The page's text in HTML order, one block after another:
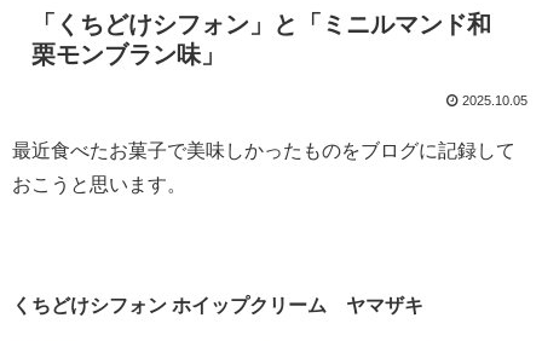
「くちどけシフォン」と「ミニルマンド和
栗モンブラン味」
2025.10.05
最近食べたお菓子で美味しかったものをブログに記録して
おこうと思います。
くちどけシフォン ホイップクリーム ヤマザキ